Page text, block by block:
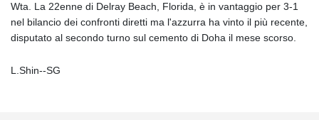
Wta. La 22enne di Delray Beach, Florida, è in vantaggio per 3-1
nel bilancio dei confronti diretti ma l'azzurra ha vinto il più recente,
disputato al secondo turno sul cemento di Doha il mese scorso.
L.Shin--SG